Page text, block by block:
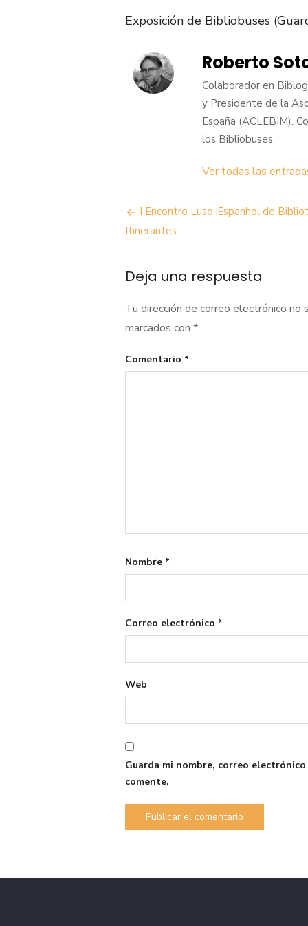
Exposición de Bibliobuses
Roberto
Colaborador en
y Presidente de la
España (ACLEBIM).
los Bibliobuses.
Ver todas las
Navegación
de
I Encontro Luso-Espanhol de
Itinerantes
Deja una respuesta
Tu dirección de correo electrónico no
marcados con *
Comentario *
Nombre *
Correo electrónico *
Web
Guarda mi nombre, correo
comente.